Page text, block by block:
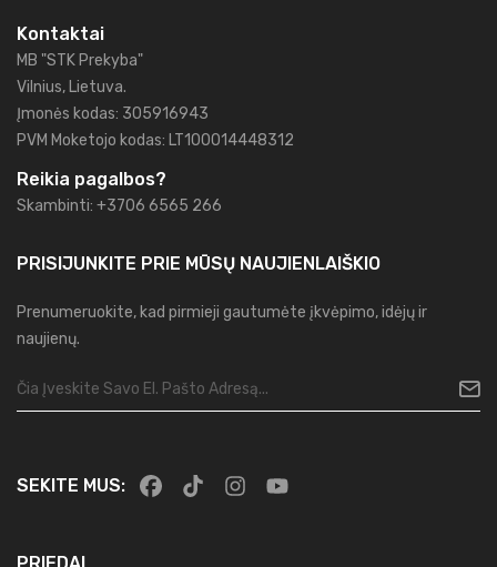
Kontaktai
MB "STK Prekyba"
Vilnius, Lietuva.
Įmonės kodas: 305916943
PVM Moketojo kodas: LT100014448312
Reikia pagalbos?
Skambinti: +3706 6565 266
PRISIJUNKITE PRIE MŪSŲ NAUJIENLAIŠKIO
Prenumeruokite, kad pirmieji gautumėte įkvėpimo, idėjų ir
naujienų.
SEKITE MUS: